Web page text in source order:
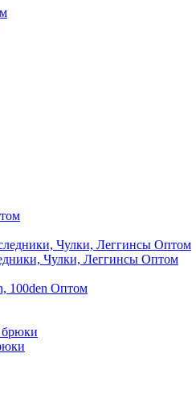
Чулки, Леггинсы Оптом
100den Оптом